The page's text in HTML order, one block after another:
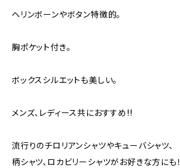
ヘリンボーンやボタン特徴的。
胸ポケット付き。
ボックスシルエットも美しい。
メンズ、レディース共におすすめ!!
流行りのチロリアンシャツやキューバシャツ、
柄シャツ、ロカビリーシャツがお好きな方にも！